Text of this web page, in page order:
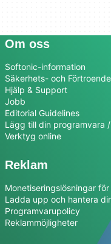
Om oss
Softonic-information
Säkerhets- och
Hjälp & Support
Jobb
Editorial Guidelines
Lägg till din programvara
Verktyg online
Reklam
Monetiseringslösningar
Ladda upp och hantera
Programvarupolicy
Reklammöjligheter